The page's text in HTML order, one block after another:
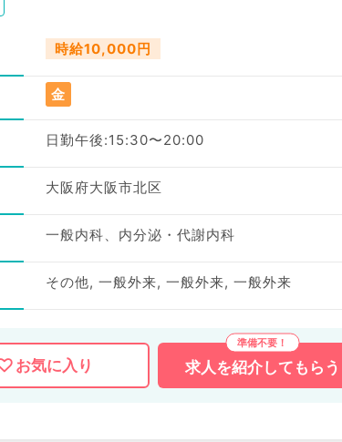
時給10,000円
金
日勤午後:15:30〜20:00
大阪府大阪市北区
一般内科、内分泌・代謝内科
その他, 一般外来, 一般外来, 一般外来
お気に入り 求人を紹介してもらう